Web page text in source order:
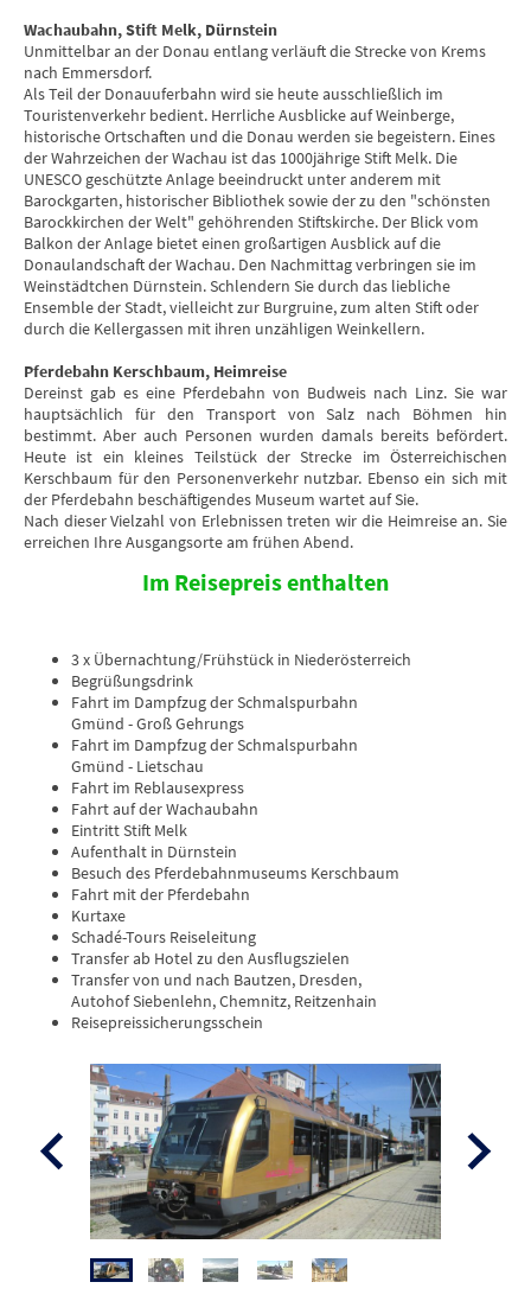
Wachaubahn, Stift Melk, Dürnstein
Unmittelbar an der Donau entlang verläuft die Strecke von Krems
nach Emmersdorf.
Als Teil der Donauuferbahn wird sie heute ausschließlich im
Touristenverkehr bedient. Herrliche Ausblicke auf Weinberge,
historische Ortschaften und die Donau werden sie begeistern. Eines
der Wahrzeichen der Wachau ist das 1000jährige Stift Melk. Die
UNESCO geschützte Anlage beeindruckt unter anderem mit
Barockgarten, historischer Bibliothek sowie der zu den "schönsten
Barockkirchen der Welt" gehöhrenden Stiftskirche. Der Blick vom
Balkon der Anlage bietet einen großartigen Ausblick auf die
Donaulandschaft der Wachau. Den Nachmittag verbringen sie im
Weinstädtchen Dürnstein. Schlendern Sie durch das liebliche
Ensemble der Stadt, vielleicht zur Burgruine, zum alten Stift oder
durch die Kellergassen mit ihren unzähligen Weinkellern.
Pferdebahn Kerschbaum, Heimreise
Dereinst gab es eine Pferdebahn von Budweis nach Linz. Sie war
hauptsächlich für den Transport von Salz nach Böhmen hin
bestimmt. Aber auch Personen wurden damals bereits befördert.
Heute ist ein kleines Teilstück der Strecke im Österreichischen
Kerschbaum für den Personenverkehr nutzbar. Ebenso ein sich mit
der Pferdebahn beschäftigendes Museum wartet auf Sie.
Nach dieser Vielzahl von Erlebnissen treten wir die Heimreise an. Sie
erreichen Ihre Ausgangsorte am frühen Abend.
Im Reisepreis enthalten
3 x Übernachtung/Frühstück in Niederösterreich
Begrüßungsdrink
Fahrt im Dampfzug der Schmalspurbahn
Gmünd - Groß Gehrungs
Fahrt im Dampfzug der Schmalspurbahn
Gmünd - Lietschau
Fahrt im Reblausexpress
Fahrt auf der Wachaubahn
Eintritt Stift Melk
Aufenthalt in Dürnstein
Besuch des Pferdebahnmuseums Kerschbaum
Fahrt mit der Pferdebahn
Kurtaxe
Schadé-Tours Reiseleitung
Transfer ab Hotel zu den Ausflugszielen
Transfer von und nach Bautzen, Dresden,
Autohof Siebenlehn, Chemnitz, Reitzenhain
Reisepreissicherungsschein